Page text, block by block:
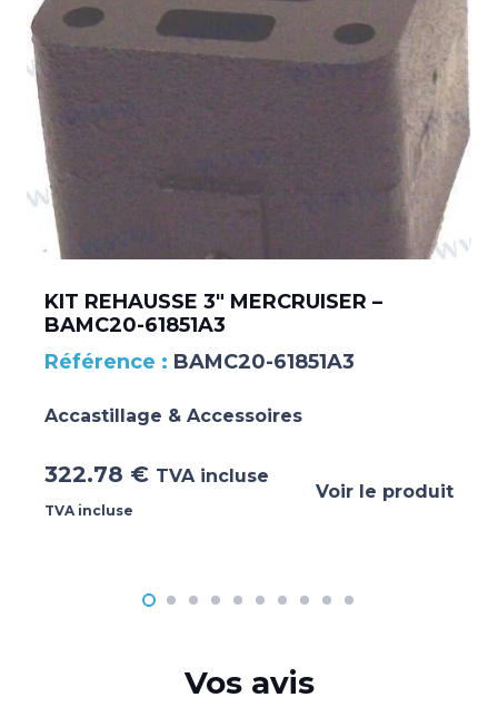
KIT REHAUSSE 3″ MERCRUISER –
BAMC20-61851A3
BAMC20-61851A3
Accastillage & Accessoires
322.78 € TVA incluse
TVA incluse
Voir le produit
Vos avis